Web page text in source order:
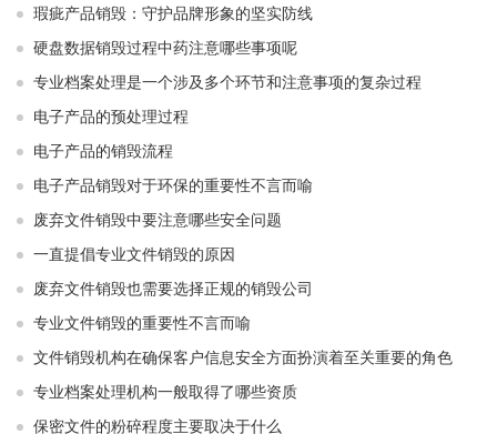
瑕疵产品销毁：守护品牌形象的坚实防线
硬盘数据销毁过程中药注意哪些事项呢
专业档案处理是一个涉及多个环节和注意事项的复杂过程
电子产品的预处理过程
电子产品的销毁流程
电子产品销毁对于环保的重要性不言而喻
废弃文件销毁中要注意哪些安全问题
一直提倡专业文件销毁的原因
废弃文件销毁也需要选择正规的销毁公司
专业文件销毁的重要性不言而喻
文件销毁机构在确保客户信息安全方面扮演着至关重要的角色
专业档案处理机构一般取得了哪些资质
保密文件的粉碎程度主要取决于什么